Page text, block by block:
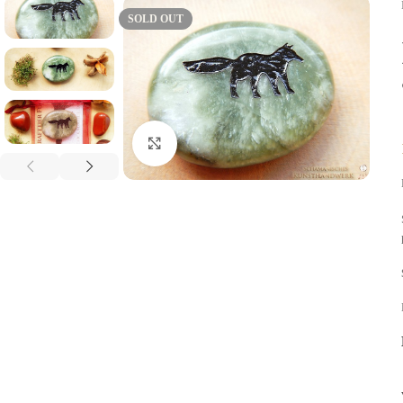
SOLD OUT
Click to enlarge